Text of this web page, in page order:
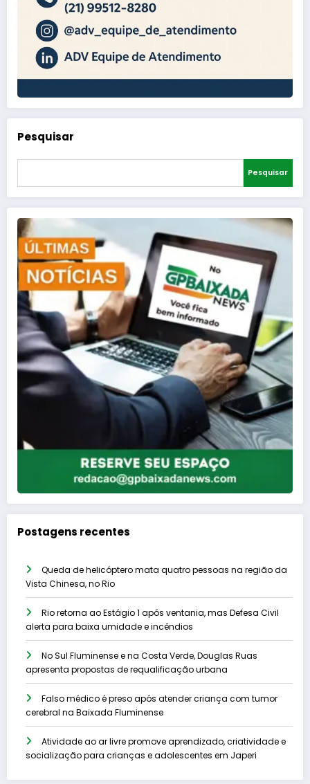
Pesquisar
Pesquisar
Postagens recentes
Queda de helicóptero mata quatro pessoas na região da
Vista Chinesa, no Rio
Rio retorna ao Estágio 1 após ventania, mas Defesa Civil
alerta para baixa umidade e incêndios
No Sul Fluminense e na Costa Verde, Douglas Ruas
apresenta propostas de requalificação urbana
Falso médico é preso após atender criança com tumor
cerebral na Baixada Fluminense
Atividade ao ar livre promove aprendizado, criatividade e
socialização para crianças e adolescentes em Japeri